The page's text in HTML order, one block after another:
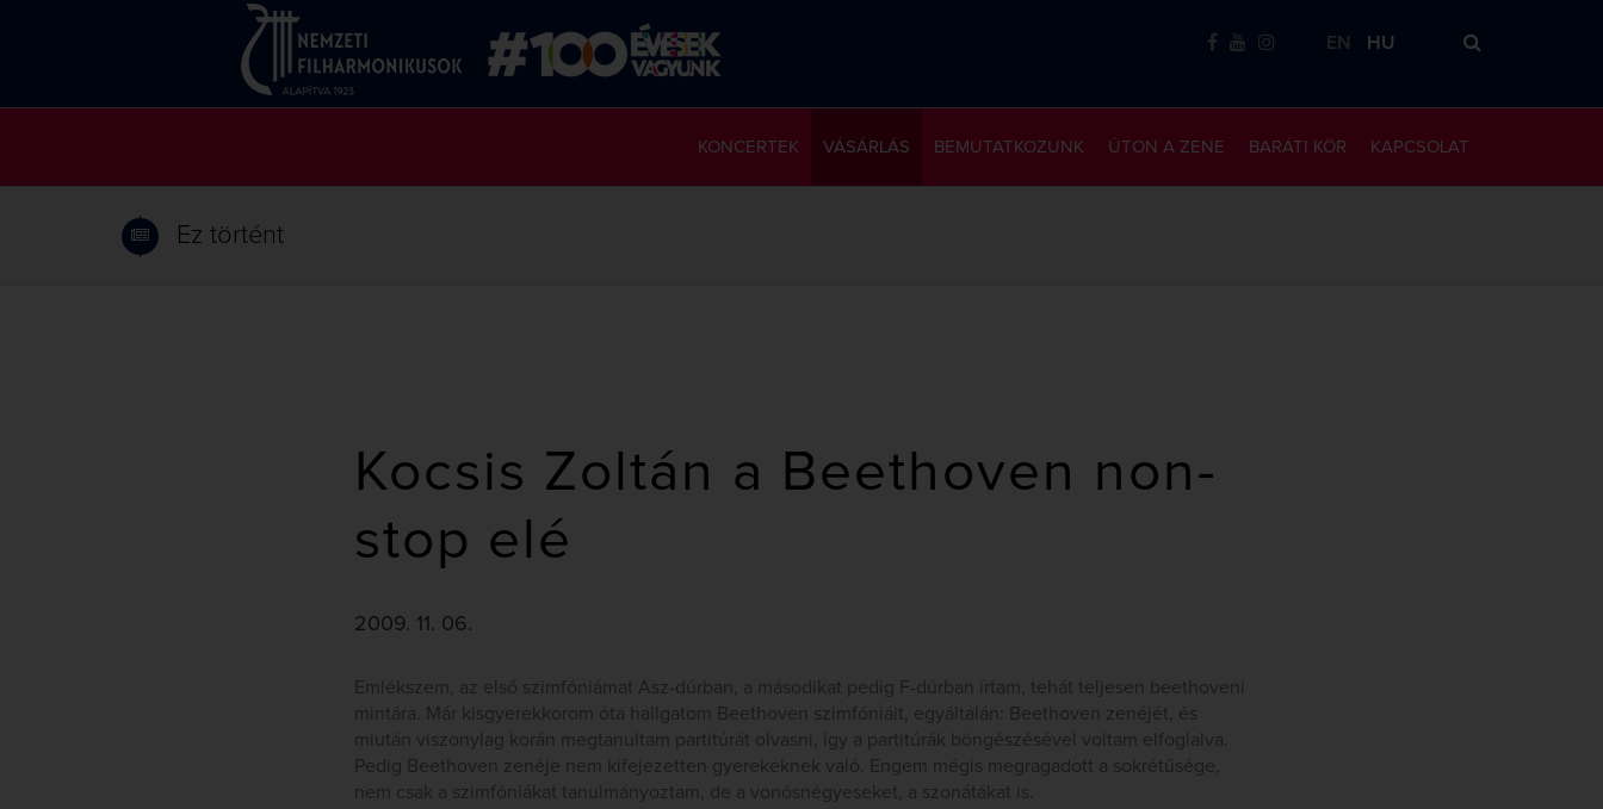
EN HU
KAPCSOLAT
BARÁTI KÖR
ÚTON A ZENE
KONCERTEK VÁSÁRLÁS BEMUTATKOZUNK
Ez történt
Kocsis Zoltán a Beethoven non-
stop elé
2009. 11. 06.
Emlékszem, az első szimfóniámat Asz-dúrban, a másodikat pedig F-dúrban írtam, tehát teljesen beethoveni
mintára. Már kisgyerekkorom óta hallgatom Beethoven szimfóniáit, egyáltalán: Beethoven zenéjét, és
miután viszonylag korán megtanultam partitúrát olvasni, így a partitúrák böngészésével voltam elfoglalva.
Pedig Beethoven zenéje nem kifejezetten gyerekeknek való. Engem mégis megragadott a sokrétűsége,
nem csak a szimfóniákat tanulmányoztam, de a vonósnégyeseket, a szonátákat is.